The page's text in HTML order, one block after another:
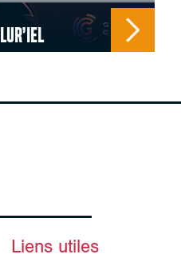
Liens utiles